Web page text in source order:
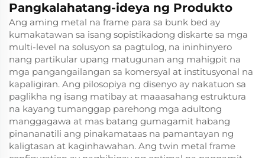
Pangkalahatang-ideya ng Produkto
Ang aming metal na frame para sa bunk bed ay
kumakatawan sa isang sopistikadong diskarte sa mga
multi-level na solusyon sa pagtulog, na ininhinyero
nang partikular upang matugunan ang mahigpit na
mga pangangailangan sa komersyal at institusyonal na
kapaligiran. Ang pilosopiya ng disenyo ay nakatuon sa
paglikha ng isang matibay at maaasahang estruktura
na kayang tumanggap parehong mga adultong
manggagawa at mas batang gumagamit habang
pinananatili ang pinakamataas na pamantayan ng
kaligtasan at kaginhawahan. Ang twin metal frame